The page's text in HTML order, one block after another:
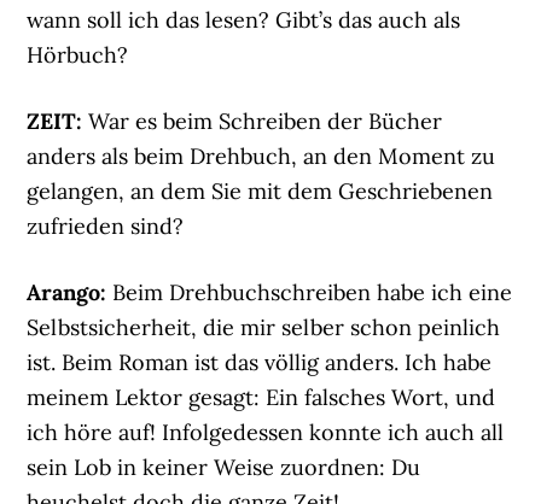
wann soll ich das lesen? Gibt’s das auch als
Hörbuch?
ZEIT: War es beim Schreiben der Bücher
anders als beim Drehbuch, an den Moment zu
gelangen, an dem Sie mit dem Geschriebenen
zufrieden sind?
Arango: Beim Drehbuchschreiben habe ich eine
Selbstsicherheit, die mir selber schon peinlich
ist. Beim Roman ist das völlig anders. Ich habe
meinem Lektor gesagt: Ein falsches Wort, und
ich höre auf! Infolgedessen konnte ich auch all
sein Lob in keiner Weise zuordnen: Du